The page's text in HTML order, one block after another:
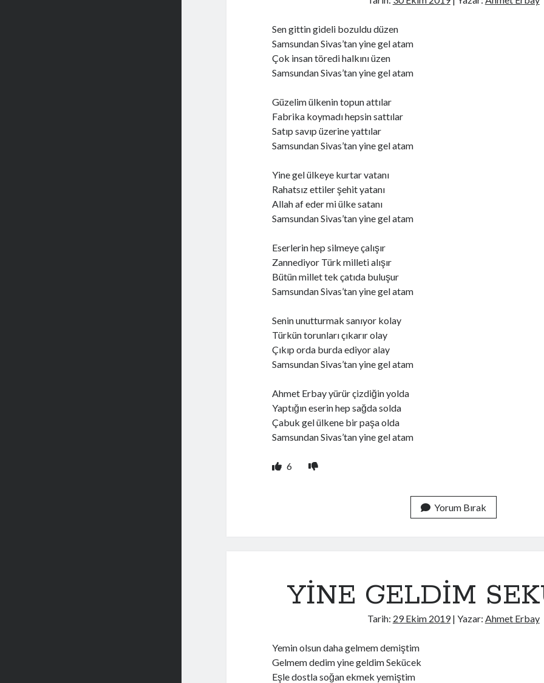
Sen gittin gideli bozuldu düzen
Samsundan Sivas’tan yine gel atam
Çok insan töredi halkını üzen
Samsundan Sivas’tan yine gel atam
Güzelim ülkenin topun attılar
Fabrika koymadı hepsin sattılar
Satıp savıp üzerine yattılar
Samsundan Sivas’tan yine gel atam
Yine gel ülkeye kurtar vatanı
Rahatsız ettiler şehit yatanı
Allah af eder mi ülke satanı
Samsundan Sivas’tan yine gel atam
Eserlerin hep silmeye çalışır
Zannediyor Türk milleti alışır
Bütün millet tek çatıda buluşur
Samsundan Sivas’tan yine gel atam
Senin unutturmak sanıyor kolay
Türkün torunları çıkarır olay
Çıkıp orda burda ediyor alay
Samsundan Sivas’tan yine gel atam
Ahmet Erbay yürür çizdiğin yolda
Yaptığın eserin hep sağda solda
Çabuk gel ülkene bir paşa olda
Samsundan Sivas’tan yine gel atam
6
Yorum Bırak
YİNE GELDİM
Tarih: 29 Ekim 2019| Yazar: Ahmet Erbay
Yemin olsun daha gelmem demiştim
Gelmem dedim yine geldim Sekücek
Eşle dostla soğan ekmek yemiştim